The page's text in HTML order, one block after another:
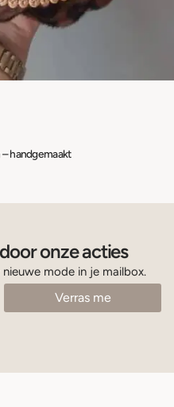
handgemaakt
onze acties
mode in je mailbox.